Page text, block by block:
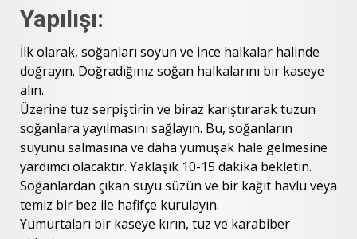
Yapılışı:
İlk olarak, soğanları soyun ve ince halkalar halinde
doğrayın. Doğradığınız soğan halkalarını bir kaseye
alın.
Üzerine tuz serpiştirin ve biraz karıştırarak tuzun
soğanlara yayılmasını sağlayın. Bu, soğanların
suyunu salmasına ve daha yumuşak hale gelmesine
yardımcı olacaktır. Yaklaşık 10-15 dakika bekletin.
Soğanlardan çıkan suyu süzün ve bir kağıt havlu veya
temiz bir bez ile hafifçe kurulayın.
Yumurtaları bir kaseye kırın, tuz ve karabiber